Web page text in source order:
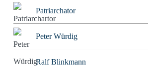
Patriarchator
Peter Würdig
Ralf Blinkmann